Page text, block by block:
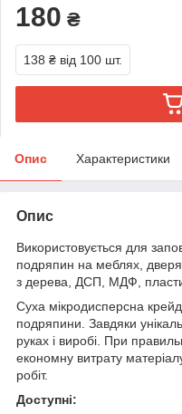
180 ₴
138 ₴ від 100 шт.
Опис Характеристики
Опис
Використовується для
подряпин на меблях,
з дерева, ДСП, МДФ,
Суха мікродисперсна
подряпини. Завдяки
руках і виробі. При
економну витрату
робіт.
Доступні: